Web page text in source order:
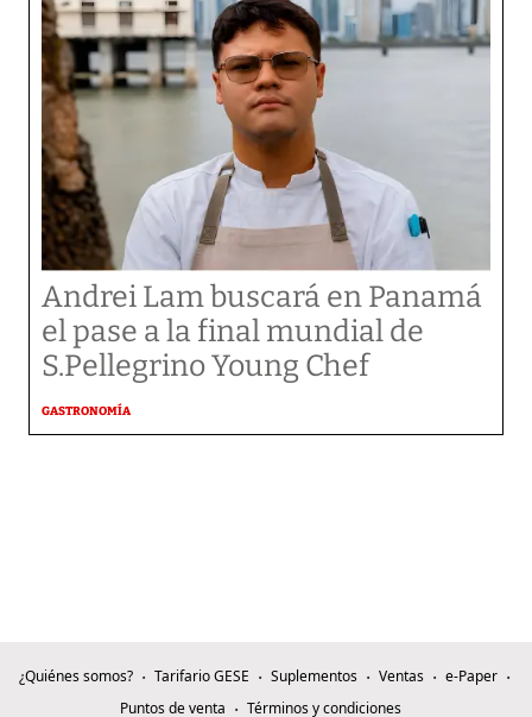
Andrei Lam buscará en Panamá
el pase a la final mundial de
S.Pellegrino Young Chef
GASTRONOMÍA
¿Quiénes somos? Tarifario GESE Suplementos Ventas
e-Paper
Puntos de venta
Términos y condiciones